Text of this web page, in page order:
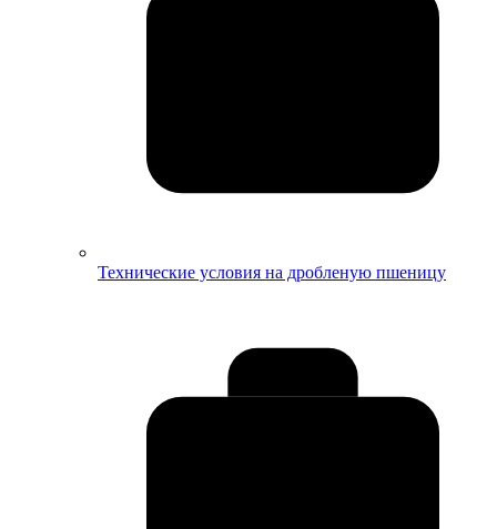
Технические условия на дробленую пшеницу